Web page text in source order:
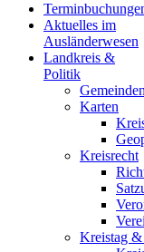
Aktuelles im
Ausländerwesen
Landkreis &
Politik
Karten
Kreisrecht
Kreistag &